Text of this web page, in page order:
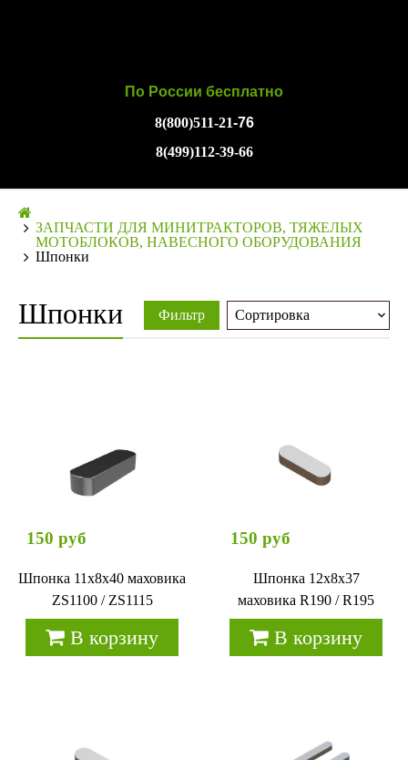
По России бесплатно
8(800)511-21-76
8(499)112-39-66
ЗАПЧАСТИ ДЛЯ МИНИТРАКТОРОВ, ТЯЖЕЛЫХ
МОТОБЛОКОВ, НАВЕСНОГО ОБОРУДОВАНИЯ
Шпонки
Шпонки Фильтр
150 руб
Шпонка 11x8x40 маховика
ZS1100 / ZS1115
В корзину
150 руб
Шпонка 12x8x37
маховика R190 / R195
В корзину